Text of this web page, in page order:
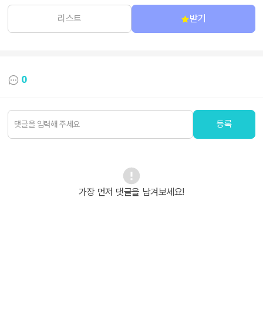
리스트 받기
0
등록
가장 먼저 댓글을 남겨보세요!